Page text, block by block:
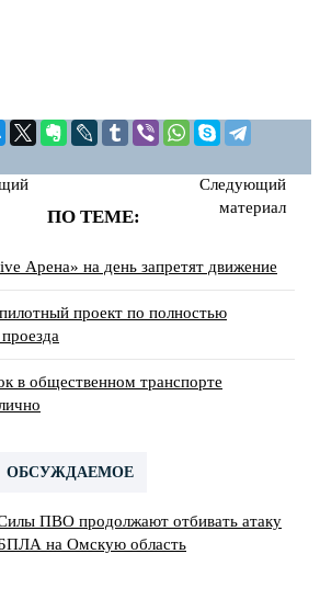
Следующий
материал
ПО ТЕМЕ:
Арена» на день запретят движение
проект по полностью
в общественном транспорте
ОБСУЖДАЕМОЕ
ПВО продолжают отбивать атаку
на Омскую область